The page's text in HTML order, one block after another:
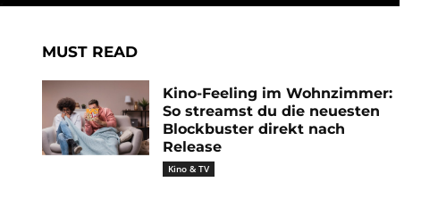
MUST READ
Kino-Feeling im Wohnzimmer:
So streamst du die neuesten
Blockbuster direkt nach
Release
Kino & TV